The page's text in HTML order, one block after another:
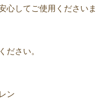
心してご使用くださいま
ださい。
ン